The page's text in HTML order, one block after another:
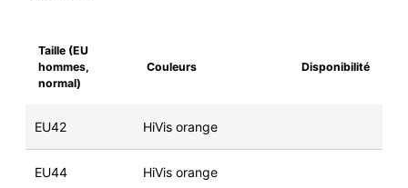
Taille (EU
hommes,
normal)
Couleurs Disponibilité
EU42 HiVis orange
EU44 HiVis orange